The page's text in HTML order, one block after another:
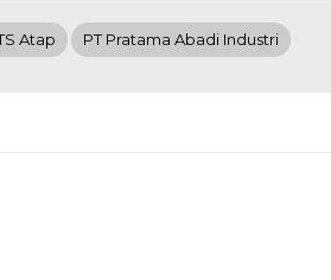
Atap PT Pratama Abadi Industri